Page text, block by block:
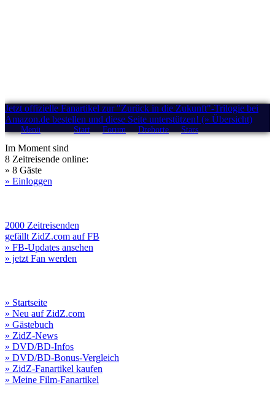
Jetzt offizielle Fanartikel zur "Zurück in die Zukunft"-Trilogie bei
Amazon.de bestellen und diese Seite unterstützen! (» Übersicht)
Menü Start Forum Drehorte Stars
Im Moment sind
8 Zeitreisende online:
» 8 Gäste
» Einloggen
2000 Zeitreisenden
gefällt ZidZ.com auf FB
» FB-Updates ansehen
» jetzt Fan werden
» Startseite
» Neu auf ZidZ.com
» Gästebuch
» ZidZ-News
» DVD/BD-Infos
» DVD/BD-Bonus-Vergleich
» ZidZ-Fanartikel kaufen
» Meine Film-Fanartikel